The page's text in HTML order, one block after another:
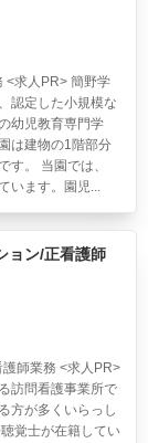
<求人PR> 簡野学
認定した小規模な
幼児教育専門学
は建物の1階部分
す。 当園では、
います。園児...
ョン/正看護師
護師業務 <求人PR>
訪問看護事業所で
方が多くいらっし
覚士が在籍してい